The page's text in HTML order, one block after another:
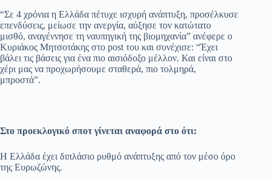
εί
τε
“Σε 4 χρόνια η Ελλάδα πέτυχε ισχυρή ανάπτυξη, προσέλκυσε
επενδύσεις, μείωσε την ανεργία, αύξησε τον κατώτατο
μισθό, αναγέννησε τη ναυπηγική της βιομηχανία” ανέφερε ο
Κυριάκος Μητσοτάκης στο post του και συνέχισε: “Έχει
βάλει τις βάσεις για ένα πιο αισιόδοξο μέλλον. Και είναι στο
χέρι μας να προχωρήσουμε σταθερά, πιο τολμηρά,
μπροστά”.
Στο προεκλογικό σποτ γίνεται αναφορά στο ότι:
Η Ελλάδα έχει διπλάσιο ρυθμό ανάπτυξης από τον μέσο όρο
της Ευρωζώνης.